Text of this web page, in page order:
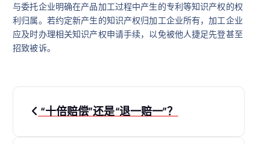
与委托企业明确在产品加工过程中产生的专利等知识产权的权
利归属。若约定新产生的知识产权归加工企业所有，加工企业
应及时办理相关知识产权申请手续，以免被他人捷足先登甚至
招致被诉。
文 “十倍赔偿”还是“退一赔一”？